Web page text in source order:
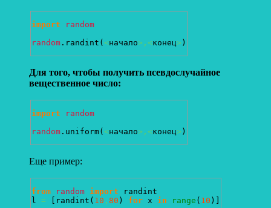
import
random
random . randint (<начало>,<конец> )
Для того, чтобы получить псевдослучайное
вещественное число:
import
random
random . uniform(<начало>,<конец> )
Еще пример:
from random import randint
l = [ randint ( 10 , 80 ) for x in range ( 10 ) ]